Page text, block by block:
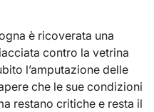
è ricoverata una
contro la vetrina
l’amputazione delle
che le sue condizioni
restano critiche e resta il